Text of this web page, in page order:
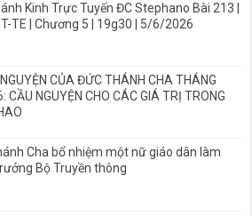
Kinh Trực Tuyến ĐC Stephano Bài 213 |
TE | Chương 5 | 19g30 | 5/6/2026
CỦA ĐỨC THÁNH CHA THÁNG
CẦU NGUYỆN CHO CÁC GIÁ TRỊ TRONG
Cha bổ nhiệm một nữ giáo dân làm
Bộ Truyền thông